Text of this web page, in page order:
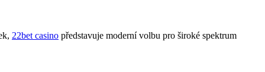
22bet casino představuje moderní volbu pro široké spektrum